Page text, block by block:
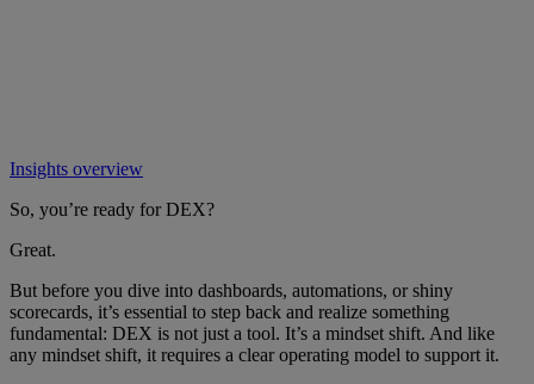
Insights overview
So, you’re ready for DEX?
Great.
But before you dive into dashboards, automations, or shiny
scorecards, it’s essential to step back and realize something
fundamental: DEX is not just a tool. It’s a mindset shift. And like
any mindset shift, it requires a clear operating model to support it.